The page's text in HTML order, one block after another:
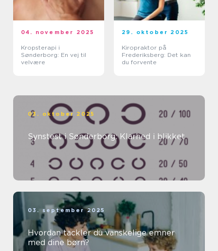
04. november 2025
Kropsterapi i
Sønderborg: En vej til
velvære
29. oktober 2025
Kiropraktor på
Frederiksberg: Det kan
du forvente
03. oktober 2025
Synstest i Sønderborg: Klarhed i blikket
03. september 2025
Hvordan tackler du vanskelige emner
med dine børn?